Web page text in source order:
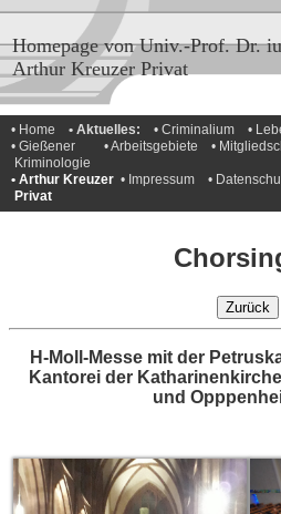
Homepage von Univ.-Prof. Dr.
Arthur Kreuzer Privat
• Home • Aktuelles: • Criminalium •
• Gießener
Kriminologie
• Arbeitsgebiete •
• Arthur Kreuzer
Privat
• Impressum •
Zurück
H-Moll-Messe mit der
Kantorei der
und